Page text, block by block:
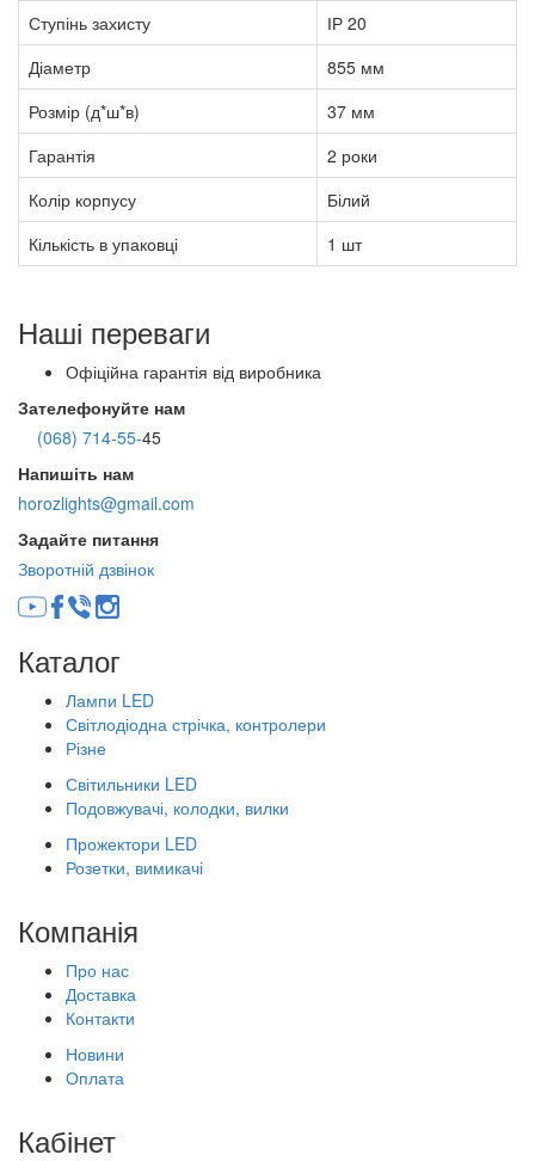
Ступінь захисту
ІР 20
Діаметр
855 мм
Розмір (д*ш*в)
37 мм
Гарантія
2 роки
Колір корпусу
Білий
Кількість в упаковці
1 шт
Наші переваги
Офіційна гарантія від виробника
Зателефонуйте нам
(068) 714-55-45
Напишіть нам
horozlights@gmail.com
Задайте питання
Зворотній дзвінок
Каталог
Лампи LED
Світлодіодна стрічка, контролери
Різне
Світильники LED
Подовжувачі, колодки, вилки
Прожектори LED
Розетки, вимикачі
Компанія
Про нас
Доставка
Контакти
Новини
Оплата
Кабінет